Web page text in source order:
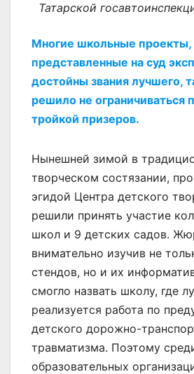
Татарской
Многие школьные проекты,
представленные на суд
достойны звания лучшего,
решило не ограничиваться
тройкой призеров.
Нынешней зимой в
творческом состязании,
эгидой Центра детского
решили принять участие
школ и 9 детских садов.
внимательно изучив не
стендов, но и их
смогло назвать школу, где
реализуется работа по
детского дорожно-
травматизма. Поэтому
образовательных